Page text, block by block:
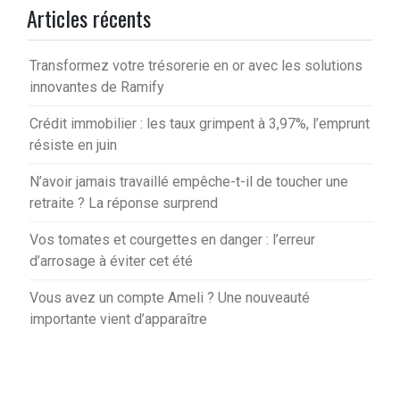
Articles récents
Transformez votre trésorerie en or avec les solutions
innovantes de Ramify
Crédit immobilier : les taux grimpent à 3,97%, l’emprunt
résiste en juin
N’avoir jamais travaillé empêche-t-il de toucher une
retraite ? La réponse surprend
Vos tomates et courgettes en danger : l’erreur
d’arrosage à éviter cet été
Vous avez un compte Ameli ? Une nouveauté
importante vient d’apparaître